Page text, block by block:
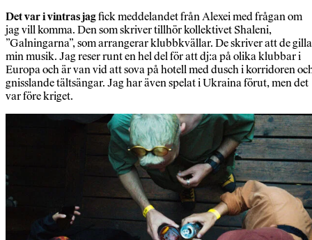
Det var i vintras jagfick meddelandet från Alexei med frågan om
jag vill komma. Den som skriver tillhör kollektivet Shaleni,
”Galningarna”, som arrangerar klubbkvällar. De skriver att de
min musik. Jag reser runt en hel del för att dj:a på olika klubbar i
Europa och är van vid att sova på hotell med dusch i korridoren
gnisslande tältsängar. Jag har även spelat i Ukraina förut, men det
var före kriget.